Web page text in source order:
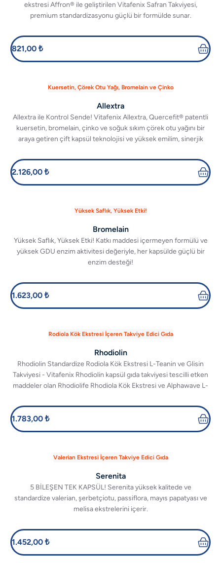
ekstresi Affron® ile geliştirilen Vitafenix Safran Takviyesi,
premium standardizasyonu güçlü bir formülde sunar.
821,00 ₺
Kuersetin, Çörek Otu Yağı, Bromelain ve Çinko
Allextra
Allextra ile Kontrol Sende! Vitafenix Allextra, Quercefit® patentli
kuersetin, bromelain, çinko ve soğuk sıkım çörek otu yağını bir
araya getiren çift kapsül teknolojisi ve yüksek emilim, sinerjik
2.126,00 ₺
Yüksek Saflık, Yüksek Etki!
Bromelain
Yüksek Saflık, Yüksek Etki! Katkı maddesi içermeyen formülü ve
yüksek GDU enzim aktivitesi değeriyle, her kapsülde güçlü bir
enzim desteği!
1.623,00 ₺
Rodiola Kök Ekstresi İçeren Takviye Edici Gıda
Rhodiolin
Rhodiolin Standardize Rodiola Kök Ekstresi L-Teanin ve Glisin
Takviyesi - Vitafenix Rhodiolin kapsül gıda takviyesi tescilli etken
maddeler olan Rhodiolife Rhodiola Kök Ekstresi ve Alphawave L-
1.783,00 ₺
Valerian Ekstresi İçeren Takviye Edici Gıda
Serenita
5 BİLEŞEN TEK KAPSÜL! Serenita yüksek kalitede ve
standardize valerian, şerbetçiotu, passiflora, mayıs papatyası ve
melisa ekstrelerini içerir.
1.452,00 ₺